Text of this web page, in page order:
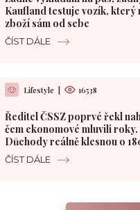
Kaufland testuje vozík, který
zboží sám od sebe
ČÍST DÁLE
Lifestyle | 16538
Ředitel ČSSZ poprvé řekl
čem ekonomové mluvili roky.
Důchody reálně klesnou o
měsíčně
ČÍST DÁLE